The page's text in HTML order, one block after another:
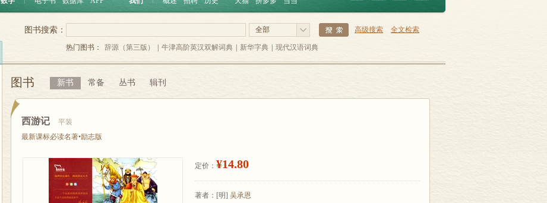
全部 高级搜索 全文检索
图书搜索：
热门图书： 辞源（第三版） 牛津高阶英汉双解词典 新华字典 现代汉语词典
图书 新书 常备 丛书 辑刊
西游记
平装
最新课标必读名著•励志版
定价： ¥14.80
著者： [明] 吴承恩